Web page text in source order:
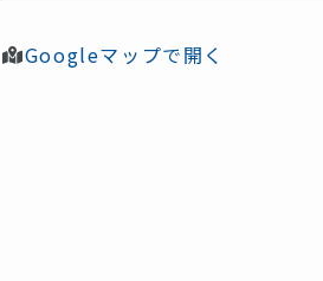
Googleマップで開く